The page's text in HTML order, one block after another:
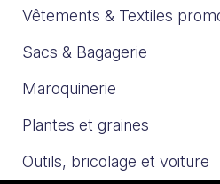
Vêtements & Textiles
Sacs & Bagagerie
Maroquinerie
Plantes et graines
Outils, bricolage et voiture